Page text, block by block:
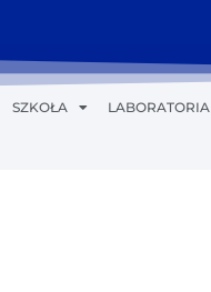
SZKOŁA